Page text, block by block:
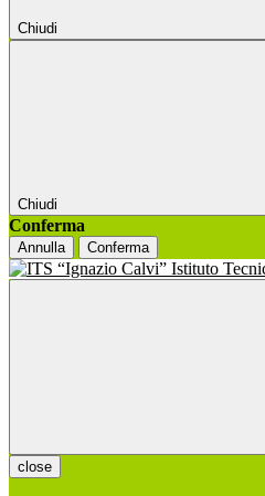
Chiudi
Chiudi
Conferma
Annulla Conferma
Istituto
close